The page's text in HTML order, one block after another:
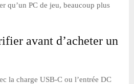
qu’un PC de jeu, beaucoup plus
avant d’acheter un
la charge USB-C ou l’entrée DC